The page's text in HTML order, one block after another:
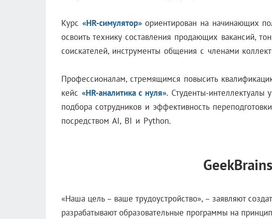
Курс «HR-симулятор»ориентирован на начинающих
освоить технику составления продающих вакансий,
соискателей, инструменты общения с членами
Профессионалам, стремящимся повысить
кейс «HR-аналитика с нуля». Студенты-интеллектуалы
подбора сотрудников и эффективность
посредством AI, BI и Python.
GeekBrains
«Наша цель – ваше трудоустройство», – заявляют
разрабатывают образовательные программы на